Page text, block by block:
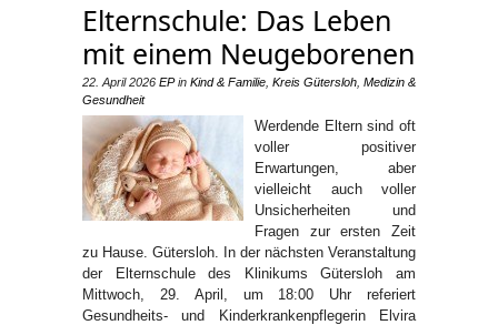
Elternschule: Das Leben
mit einem Neugeborenen
22. April 2026 EPin Kind & Familie Kreis Gütersloh Medizin &
Gesundheit
Werdende Eltern sind oft
voller positiver
Erwartungen, aber
vielleicht auch voller
Unsicherheiten und
Fragen zur ersten Zeit
zu Hause. Gütersloh. In der nächsten Veranstaltung
der Elternschule des Klinikums Gütersloh am
Mittwoch, 29. April, um 18:00 Uhr referiert
Gesundheits- und Kinderkrankenpflegerin Elvira